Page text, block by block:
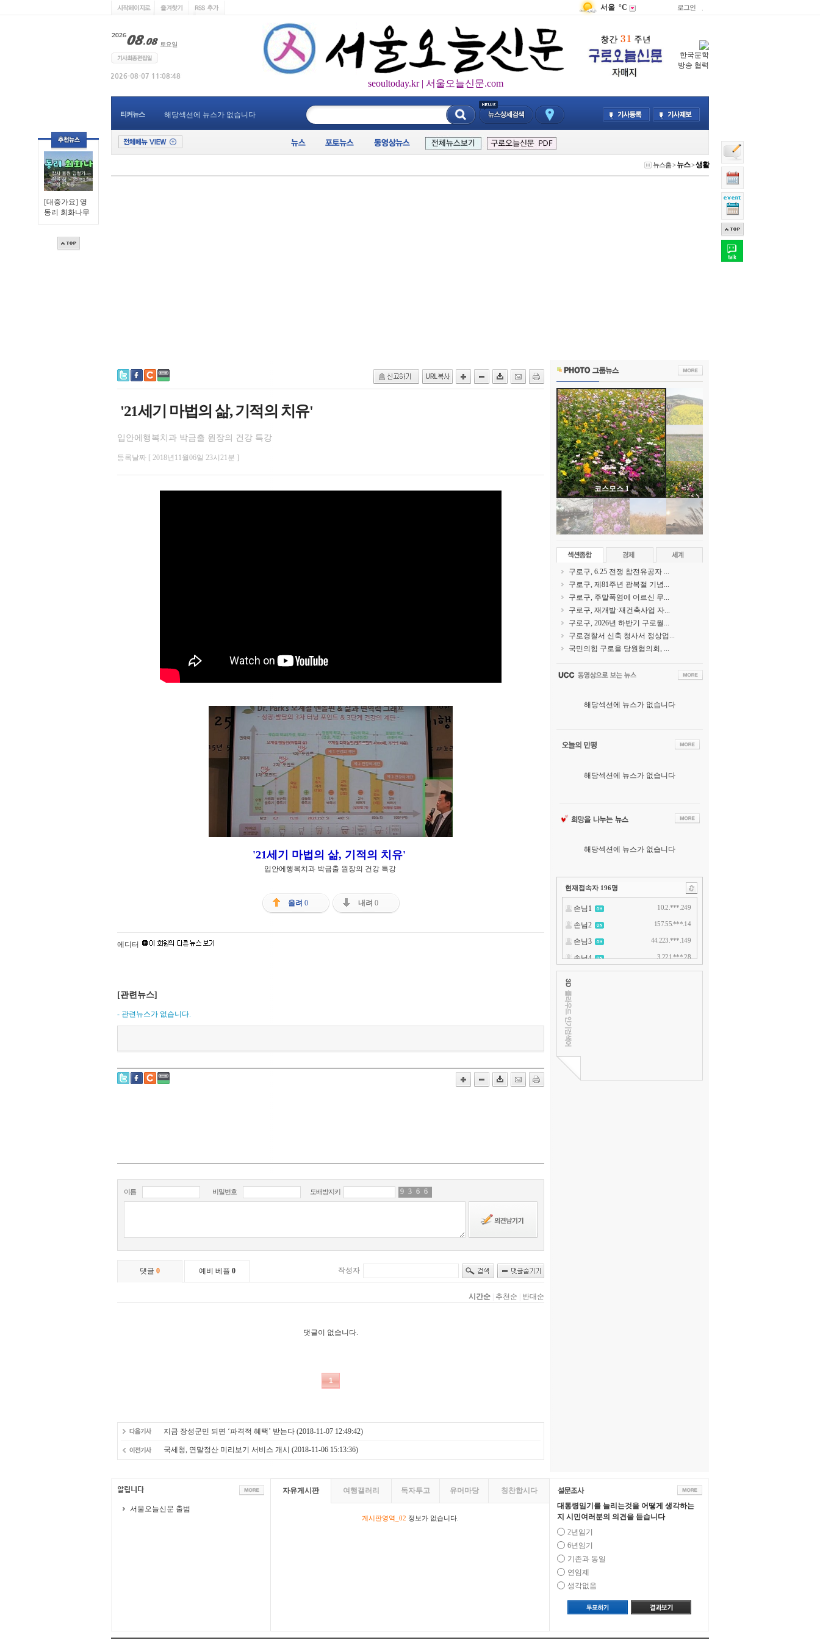
[대중가요] 영
동리 회화나무
서울 °C 로그인
seoultoday.kr | 서울오늘신문.com
한국문학
방송 협력
티커뉴스 해당섹션에 뉴스가 없습니다
뉴스홈>뉴스>생활
'21세기 마법의 삶, 기적의 치유'
입안에행복치과 박금출 원장의 건강 특강
등록날짜 [ 2018년11월06일 23시21분 ]
'21세기 마법의 삶, 기적의 치유'
입안에행복치과 박금출 원장의 건강 특강
올려 0 내려 0
에디터
[관련뉴스]
- 관련뉴스가 없습니다.
지금 장성군민 되면 ‘파격적 혜택’ 받는다 (2018-11-07 12:49:42)
국세청, 연말정산 미리보기 서비스 개시 (2018-11-06 15:13:36)
코스모스 1
구로구, 6.25 전쟁 참전유공자 ...
구로구, 제81주년 광복절 기념...
구로구, 주말폭염에 어르신 무...
구로구, 재개발·재건축사업 자...
구로구, 2026년 하반기 구로월...
구로경찰서 신축 청사서 정상업...
국민의힘 구로을 당원협의회, ...
해당섹션에 뉴스가 없습니다
해당섹션에 뉴스가 없습니다
해당섹션에 뉴스가 없습니다
현재접속자 196명
서울오늘신문 출범
자유게시판 여행갤러리 독자투고 유머마당 칭찬합시다
게시판영역_02 정보가 없습니다.
대통령임기를 늘리는것을 어떻게 생각하는
지 시민여러분의 의견을 듣습니다
2년임기
6년임기
기존과 동일
연임제
생각없음